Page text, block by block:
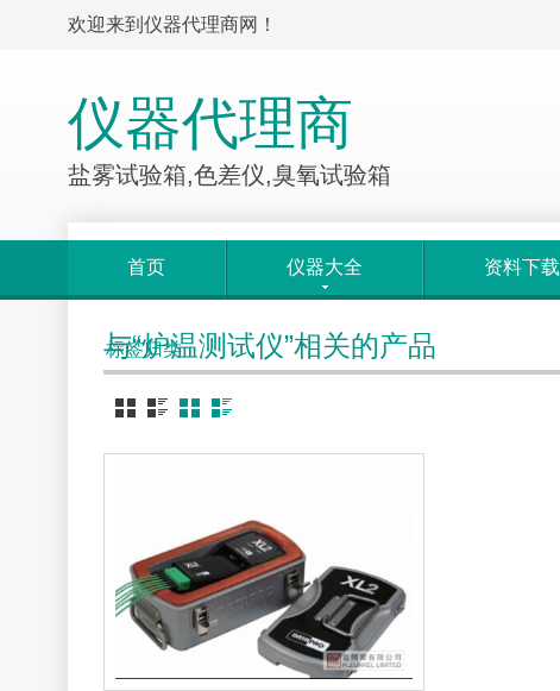
欢迎来到仪器代理商网！
仪器代理商
盐雾试验箱,色差仪,臭氧试验箱
首页 仪器大全 资料下载
标签归类
与“炉温测试仪”相关的产品